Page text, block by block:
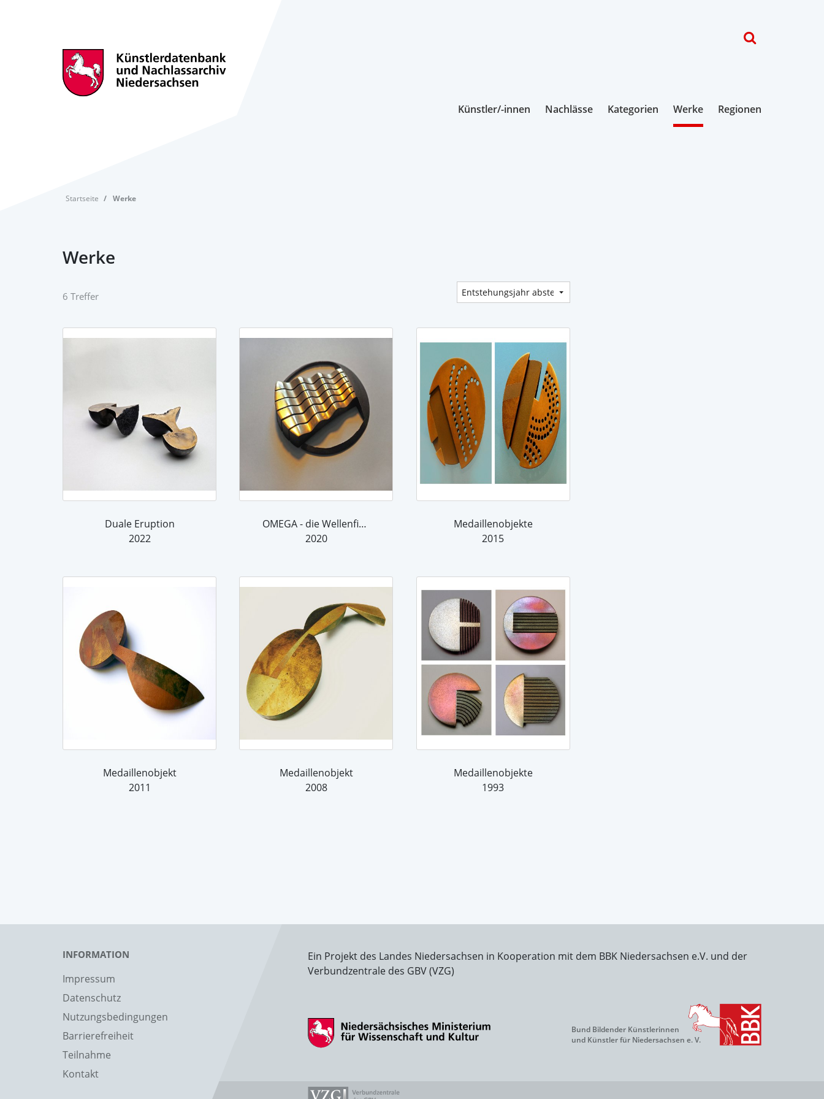
Künstler/-innen Nachlässe Kategorien Werke Regionen
Startseite Werke
Werke
6 Treffer
Duale Eruption
2022
OMEGA - die Wellenfibel
2020
Medaillenobjekte
2015
Medaillenobjekt
2011
Medaillenobjekt
2008
Medaillenobjekte
1993
INFORMATION
Impressum
Datenschutz
Nutzungsbedingungen
Barrierefreiheit
Teilnahme
Kontakt
Ein Projekt des Landes Niedersachsen in Kooperation mit dem BBK Niedersachsen e.V. und der
Verbundzentrale des GBV (VZG)
Bund Bildender Künstlerinnen
und Künstler für Niedersachsen e. V.